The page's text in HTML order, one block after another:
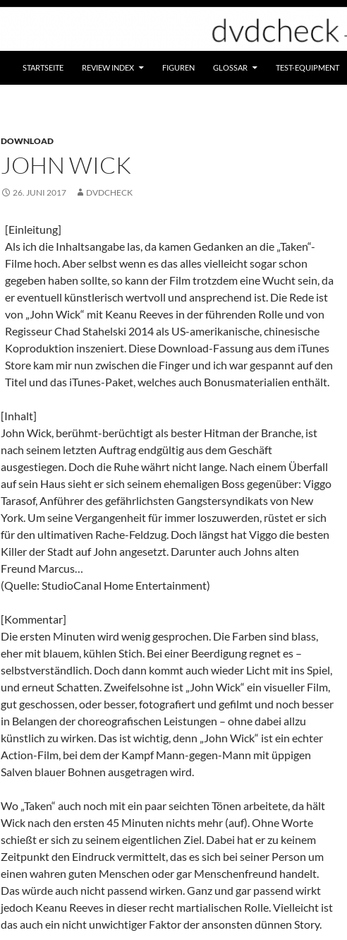
STARTSEITE REVIEW INDEX FIGUREN GLOSSAR TEST-EQUIPMENT
DOWNLOAD
JOHN WICK
26. JUNI 2017 DVDCHECK
[Einleitung]
Als ich die Inhaltsangabe las, da kamen Gedanken an die „Taken“-
Filme hoch. Aber selbst wenn es das alles vielleicht sogar schon
gegeben haben sollte, so kann der Film trotzdem eine Wucht sein, da
er eventuell künstlerisch wertvoll und ansprechend ist. Die Rede ist
von „John Wick“ mit Keanu Reeves in der führenden Rolle und von
Regisseur Chad Stahelski 2014 als US-amerikanische, chinesische
Koproduktion inszeniert. Diese Download-Fassung aus dem iTunes
Store kam mir nun zwischen die Finger und ich war gespannt auf den
Titel und das iTunes-Paket, welches auch Bonusmaterialien enthält.
[Inhalt]
John Wick, berühmt-berüchtigt als bester Hitman der Branche, ist
nach seinem letzten Auftrag endgültig aus dem Geschäft
ausgestiegen. Doch die Ruhe währt nicht lange. Nach einem Überfall
auf sein Haus sieht er sich seinem ehemaligen Boss gegenüber: Viggo
Tarasof, Anführer des gefährlichsten Gangstersyndikats von New
York. Um seine Vergangenheit für immer loszuwerden, rüstet er sich
für den ultimativen Rache-Feldzug. Doch längst hat Viggo die besten
Killer der Stadt auf John angesetzt. Darunter auch Johns alten
Freund Marcus…
(Quelle: StudioCanal Home Entertainment)
[Kommentar]
Die ersten Minuten wird wenig gesprochen. Die Farben sind blass,
eher mit blauem, kühlen Stich. Bei einer Beerdigung regnet es –
selbstverständlich. Doch dann kommt auch wieder Licht mit ins Spiel,
und erneut Schatten. Zweifelsohne ist „John Wick“ ein visueller Film,
gut geschossen, oder besser, fotografiert und gefilmt und noch besser
in Belangen der choreografischen Leistungen – ohne dabei allzu
künstlich zu wirken. Das ist wichtig, denn „John Wick“ ist ein echter
Action-Film, bei dem der Kampf Mann-gegen-Mann mit üppigen
Salven blauer Bohnen ausgetragen wird.
Wo „Taken“ auch noch mit ein paar seichten Tönen arbeitete, da hält
Wick nach den ersten 45 Minuten nichts mehr (auf). Ohne Worte
schießt er sich zu seinem eigentlichen Ziel. Dabei hat er zu keinem
Zeitpunkt den Eindruck vermittelt, das es sich bei seiner Person um
einen wahren guten Menschen oder gar Menschenfreund handelt.
Das würde auch nicht passend wirken. Ganz und gar passend wirkt
jedoch Keanu Reeves in dieser recht martialischen Rolle. Vielleicht ist
das auch ein nicht unwichtiger Faktor der ansonsten dünnen Story.